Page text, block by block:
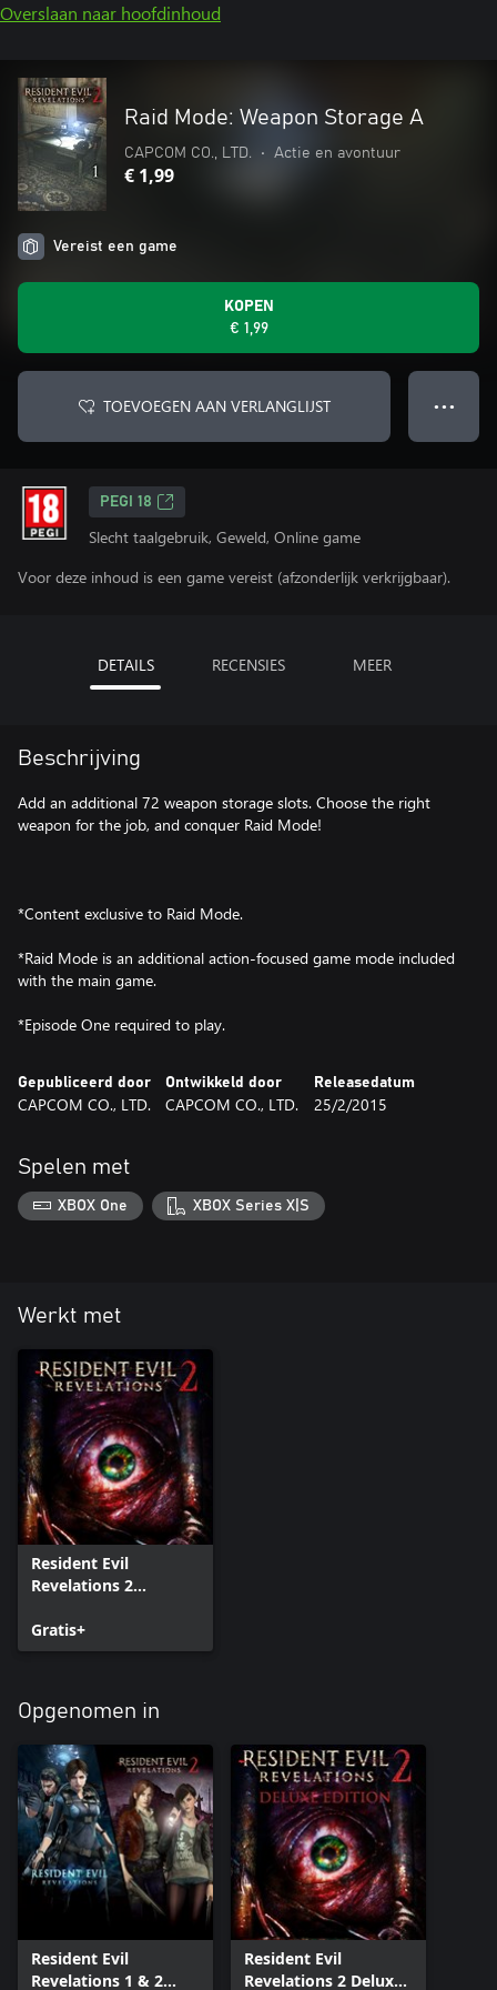
Overslaan naar hoofdinhoud
Raid Mode: Weapon Storage A
CAPCOM CO., LTD. • Actie en avontuur
€ 1,99
Vereist een game
KOPEN
€ 1,99
TOEVOEGEN AAN VERLANGLIJST ● ● ●
PEGI 18
Slecht taalgebruik, Geweld, Online game
Voor deze inhoud is een game vereist (afzonderlijk verkrijgbaar).
DETAILS RECENSIES MEER
Beschrijving
Add an additional 72 weapon storage slots. Choose the right
weapon for the job, and conquer Raid Mode!
*Content exclusive to Raid Mode.
*Raid Mode is an additional action-focused game mode included
with the main game.
*Episode One required to play.
Gepubliceerd door
CAPCOM CO., LTD.
Ontwikkeld door
CAPCOM CO., LTD.
Releasedatum
25/2/2015
Spelen met
XBOX One XBOX Series X|S
Werkt met
Resident Evil
Revelations 2
Gratis+
Opgenomen in
Resident Evil
Revelations 1 & 2
Resident Evil
Revelations 2 Deluxe